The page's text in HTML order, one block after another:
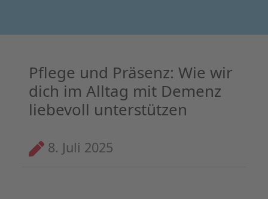
Pflege und Präsenz: Wie wir
dich im Alltag mit Demenz
liebevoll unterstützen
8. Juli 2025